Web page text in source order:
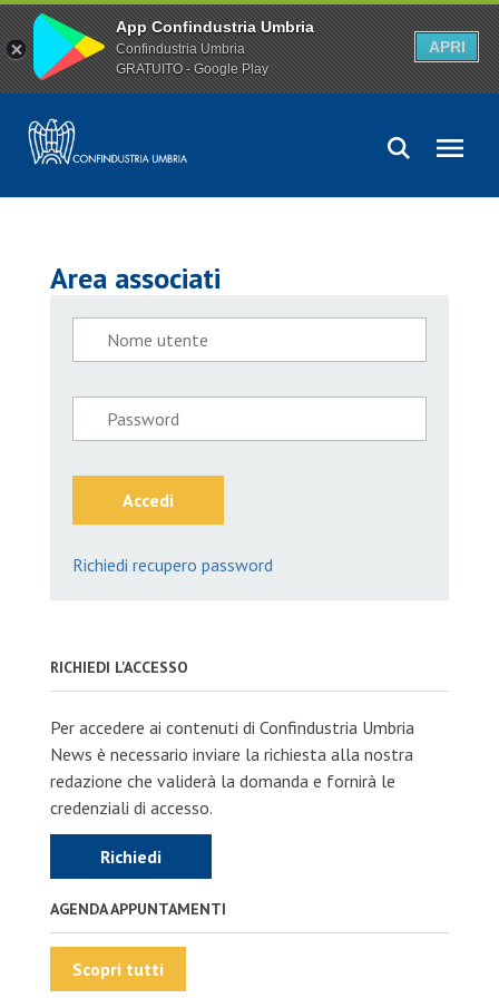
Area associati
Accedi
Richiedi recupero password
RICHIEDI L'ACCESSO
Per accedere ai contenuti di Confindustria Umbria
News è necessario inviare la richiesta alla nostra
redazione che validerà la domanda e fornirà le
credenziali di accesso.
Richiedi
AGENDA APPUNTAMENTI
Scopri tutti
App Confindustria Umbria
Confindustria Umbria
GRATUITO - Google Play
APRI